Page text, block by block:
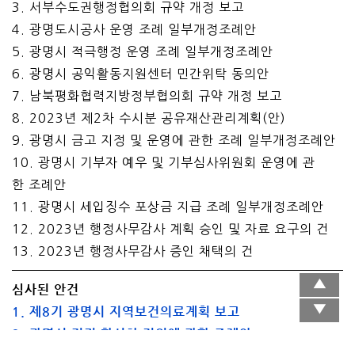
3. 서부수도권행정협의회 규약 개정 보고
4. 광명도시공사 운영 조례 일부개정조례안
5. 광명시 적극행정 운영 조례 일부개정조례안
6. 광명시 공익활동지원센터 민간위탁 동의안
7. 남북평화협력지방정부협의회 규약 개정 보고
8. 2023년 제2차 수시분 공유재산관리계획(안)
9. 광명시 금고 지정 및 운영에 관한 조례 일부개정조례안
10. 광명시 기부자 예우 및 기부심사위원회 운영에 관
한 조례안
11. 광명시 세입징수 포상금 지급 조례 일부개정조례안
12. 2023년 행정사무감사 계획 승인 및 자료 요구의 건
13. 2023년 행정사무감사 증인 채택의 건
심사된 안건
1. 제8기 광명시 지역보건의료계획 보고
2. 광명시 걷기 활성화 지원에 관한 조례안